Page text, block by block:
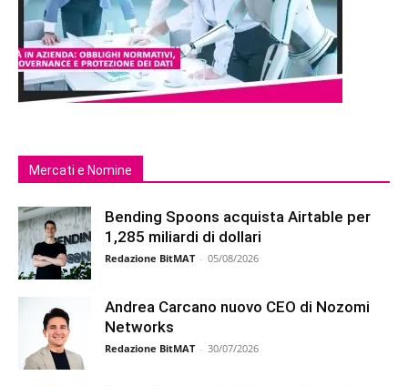
Mercati e Nomine
Bending Spoons acquista Airtable per
1,285 miliardi di dollari
Redazione BitMAT - 05/08/2026
Andrea Carcano nuovo CEO di Nozomi
Networks
Redazione BitMAT - 30/07/2026